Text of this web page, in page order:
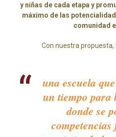
y niñas de cada etapa y
máximo de las
comunidad
Con nuestra
una escuela
un tiempo para
donde se
competencias